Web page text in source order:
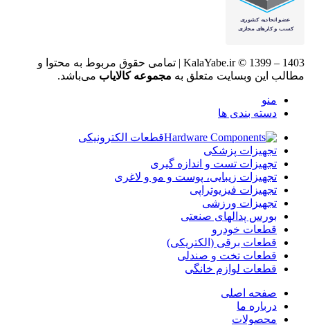
KalaYabe.ir © 1399 – 1403 | تمامی حقوق مربوط به محتوا و
مطالب این وبسایت متعلق به مجموعه کالایاب می‌باشد.
منو
دسته بندی ها
قطعات الکترونیکی
تجهیزات پزشکی
تجهیزات تست و اندازه گیری
تجهیزات زیبایی، پوست و مو و لاغری
تجهیزات فیزیوتراپی
تجهیزات ورزشی
بورس پدالهای صنعتی
قطعات خودرو
قطعات برقی (الکتریکی)
قطعات تخت و صندلی
قطعات لوازم خانگی
صفحه اصلی
درباره ما
محصولات